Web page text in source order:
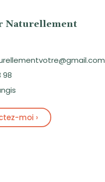
Naturellement
98
moi ›